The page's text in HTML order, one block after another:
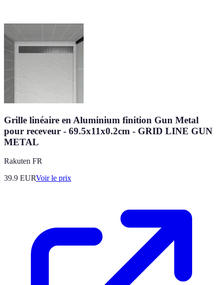
Grille linéaire en Aluminium finition Gun Metal
pour receveur - 69.5x11x0.2cm - GRID LINE GUN
METAL
Rakuten FR
39.9 EURVoir le prix